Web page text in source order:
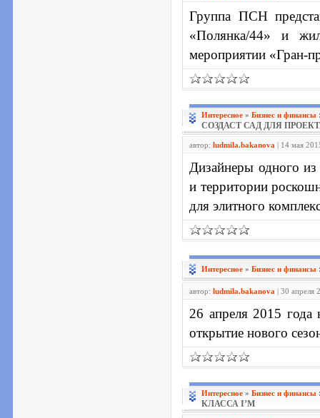
Группа ПСН
«Полянка/44» и
мероприятии «Гран-
Интересное » Бизнес и финансы
СОЗДАСТ САД ДЛЯ
автор: ludmila.bakanova | 14 мая
Дизайнеры одного
и территории
для элитного
Интересное » Бизнес и финансы
автор: ludmila.bakanova | 30 апреля
26 апреля 2015 года
открытие нового
Интересное » Бизнес и финансы
КЛАССА I’M